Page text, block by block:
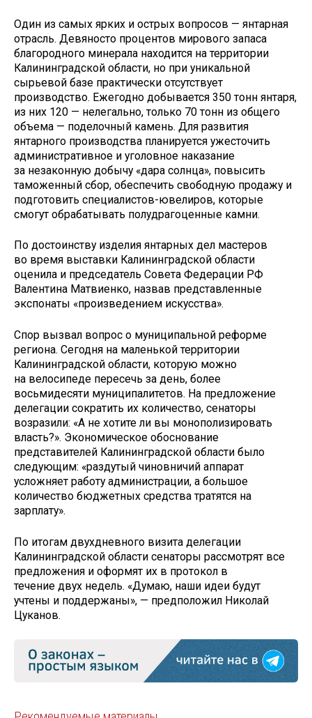
Один из самых ярких и острых вопросов — янтарная
отрасль. Девяносто процентов мирового запаса
благородного минерала находится на территории
Калининградской области, но при уникальной
сырьевой базе практически отсутствует
производство. Ежегодно добывается 350 тонн янтаря,
из них 120 — нелегально, только 70 тонн из общего
объема — поделочный камень. Для развития
янтарного производства планируется ужесточить
административное и уголовное наказание
за незаконную добычу «дара солнца», повысить
таможенный сбор, обеспечить свободную продажу и
подготовить специалистов-ювелиров, которые
смогут обрабатывать полудрагоценные камни.
По достоинству изделия янтарных дел мастеров
во время выставки Калининградской области
оценила и председатель Совета Федерации РФ
Валентина Матвиенко, назвав представленные
экспонаты «произведением искусства».
Спор вызвал вопрос о муниципальной реформе
региона. Сегодня на маленькой территории
Калининградской области, которую можно
на велосипеде пересечь за день, более
восьмидесяти муниципалитетов. На предложение
делегации сократить их количество, сенаторы
возразили: «А не хотите ли вы монополизировать
власть?». Экономическое обоснование
представителей Калининградской области было
следующим: «раздутый чиновничий аппарат
усложняет работу администрации, а большое
количество бюджетных средства тратятся на
зарплату».
По итогам двухдневного визита делегации
Калининградской области сенаторы рассмотрят все
предложения и оформят их в протокол в
течение двух недель. «Думаю, наши идеи будут
учтены и поддержаны», — предположил Николай
Цуканов.